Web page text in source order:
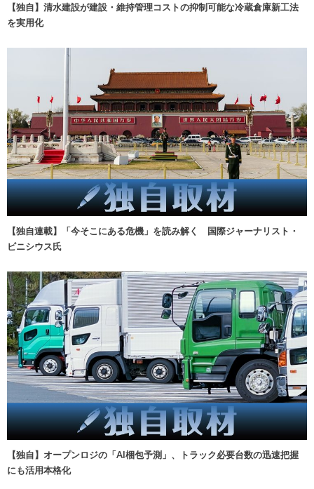
【独自】清水建設が建設・維持管理コストの抑制可能な冷蔵倉庫新工法
を実用化
【独自連載】「今そこにある危機」を読み解く 国際ジャーナリスト・
ビニシウス氏
【独自】オープンロジの「AI梱包予測」、トラック必要台数の迅速把握
にも活用本格化